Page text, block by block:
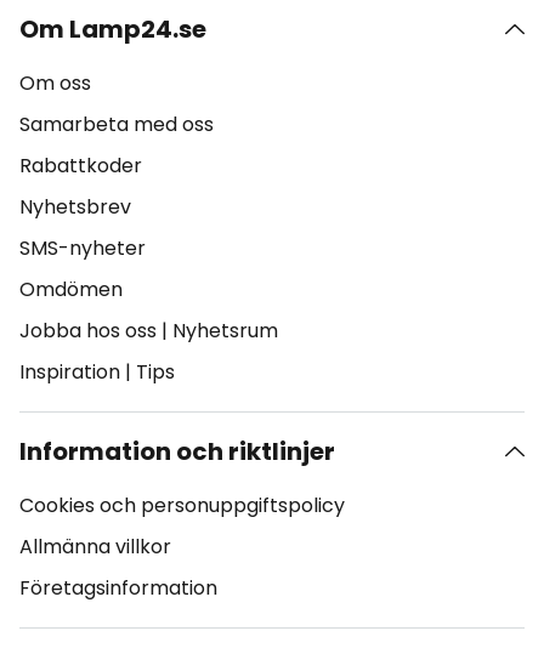
Om Lamp24.se
Om oss
Samarbeta med oss
Rabattkoder
Nyhetsbrev
SMS-nyheter
Omdömen
Jobba hos oss | Nyhetsrum
Inspiration | Tips
Information och riktlinjer
Cookies och personuppgiftspolicy
Allmänna villkor
Företagsinformation